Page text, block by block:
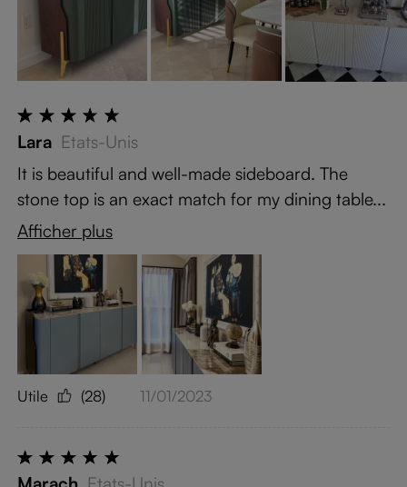
Lara Etats-Unis
It is beautiful and well-made sideboard. The
stone top is an exact match for my dining table...
Afficher plus
Utile (28) 11/01/2023